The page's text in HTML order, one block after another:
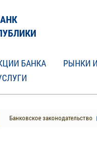
БАНКА РЫНКИ
Банковское законодательство